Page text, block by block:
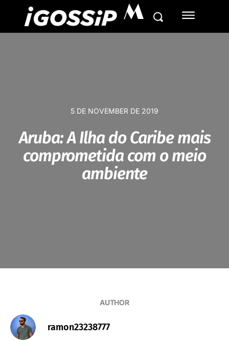
M
5 DE NOVEMBER DE 2019
Aruba: A Ilha do Caribe mais
comprometida com o meio
ambiente
AUTHOR
ramon23238777